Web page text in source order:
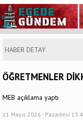
HABER DETAY
ÖĞRETMENLER
MEB açıklama yaptı
11 Mayıs 2026 - Pazartesi